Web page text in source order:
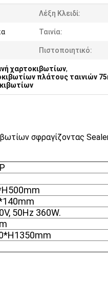
Λέξη Κλειδί:
Ταινία:
Πιστοποιητικό:
χαρτοκιβωτίων,
πλάτους ταινιών
σφραγίζοντας
50Hz 360W.